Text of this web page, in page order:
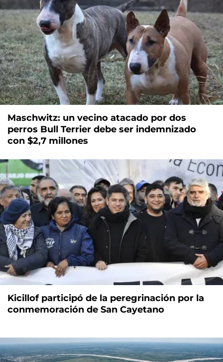
Maschwitz: un vecino atacado por dos
perros Bull Terrier debe ser indemnizado
con $2,7 millones
Kicillof participó de la peregrinación por la
conmemoración de San Cayetano